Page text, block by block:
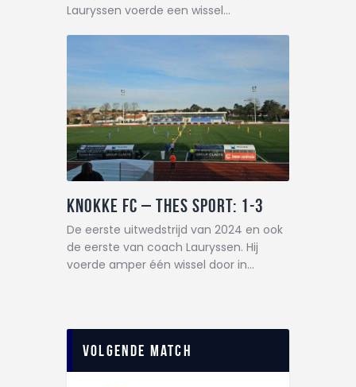
Lauryssen voerde een wissel…
Knokke FC – THES Sport: 1-3
De eerste uitwedstrijd van 2024 en ook
de eerste van coach Lauryssen. Hij
voerde amper één wissel door in…
Volgende match